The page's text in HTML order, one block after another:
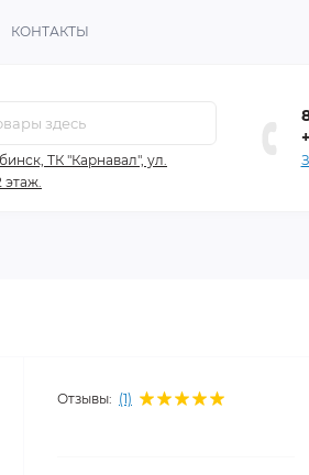
КОНТАКТЫ
ТК "Карнавал", ул.
Отзывы: (1)